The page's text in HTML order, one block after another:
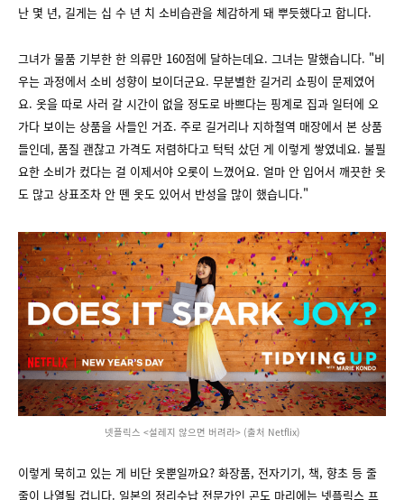
난 몇 년, 길게는 십 수 년 치 소비습관을 체감하게 돼 뿌듯했다고 합니다.
그녀가 물품 기부한 한 의류만 160점에 달하는데요. 그녀는 말했습니다. "비
우는 과정에서 소비 성향이 보이더군요. 무분별한 길거리 쇼핑이 문제였어
요. 옷을 따로 사러 갈 시간이 없을 정도로 바쁘다는 핑계로 집과 일터에 오
가다 보이는 상품을 사들인 거죠. 주로 길거리나 지하철역 매장에서 본 상품
들인데, 품질 괜찮고 가격도 저렴하다고 턱턱 샀던 게 이렇게 쌓였네요. 불필
요한 소비가 컸다는 걸 이제서야 오롯이 느꼈어요. 얼마 안 입어서 깨끗한 옷
도 많고 상표조차 안 뗀 옷도 있어서 반성을 많이 했습니다."
넷플릭스 <설레지 않으면 버려라> (출처 Netflix)
이렇게 묵히고 있는 게 비단 옷뿐일까요? 화장품, 전자기기, 책, 향초 등 줄
줄이 나열될 겁니다. 일본의 정리수납 전문가인 곤도 마리에는 넷플릭스 프